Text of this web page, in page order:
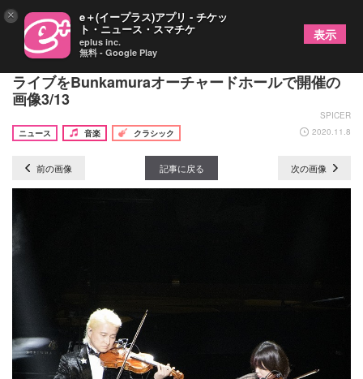
ヴァイオリニストのNAOTOがデビュー15周年記念
ライブをBunkamuraオーチャードホールで開催の
画像3/13
SPICER
ニュース
音楽 クラシック 2020.11.8
前の画像 記事に戻る 次の画像
× e＋(イープラス)アプリ - チケッ
ト・ニュース・スマチケ
eplus inc.
無料 - Google Play
表示